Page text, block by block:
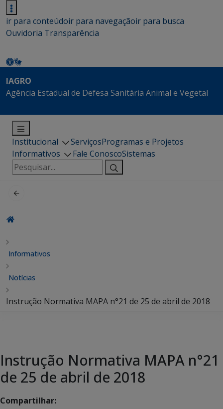
ir para conteúdoir para navegaçãoir para busca
Ouvidoria Transparência
IAGRO
Agência Estadual de Defesa Sanitária Animal e Vegetal
Institucional ServiçosProgramas e Projetos
Informativos
Fale ConoscoSistemas
Pesquisar
por:
Informativos
Notícias
Instrução Normativa MAPA n°21 de 25 de abril de 2018
Instrução Normativa MAPA n°21
de 25 de abril de 2018
Compartilhar: